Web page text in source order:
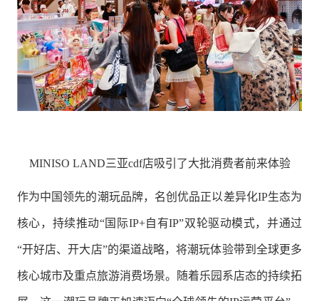
MINISO LAND三亚cdf店吸引了大批消费者前来体验
作为中国领先的潮玩品牌，名创优品正以差异化IP生态为
核心，持续推动“国际IP+自有IP”双轮驱动模式，并通过
“开好店、开大店”的渠道战略，将潮玩体验带到全球更多
核心城市及重点旅游消费场景。随着乐园系店态的持续拓